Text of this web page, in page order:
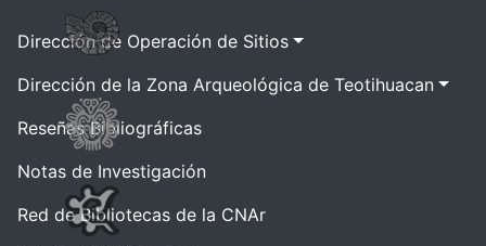
Dirección de Operación de Sitios
Dirección de la Zona Arqueológica de Teotihuacan
Reseñas Bibliográficas
Notas de Investigación
Red de Bibliotecas de la CNAr